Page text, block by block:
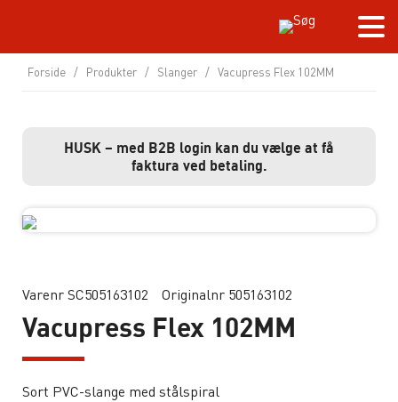
Forside / Produkter / Slanger / Vacupress Flex 102MM
HUSK – med B2B login kan du vælge at få
faktura ved betaling.
Varenr SC505163102 Originalnr 505163102
Vacupress Flex 102MM
Sort PVC-slange med stålspiral